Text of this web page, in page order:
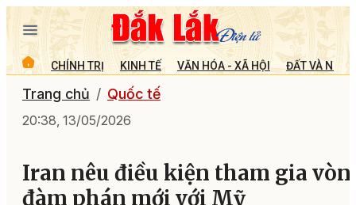
CHÍNH TRỊ KINH TẾ VĂN HÓA - XÃ HỘI ĐẤT VÀ
Trang chủ Quốc tế
20:38, 13/05/2026
Iran nêu điều kiện tham gia
đàm phán mới với Mỹ